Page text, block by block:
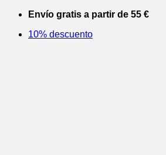
Saltar
contenido
Envío gratis a partir de 55 €
10% descuento